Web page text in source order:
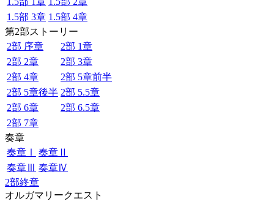
1.5部 3章 1.5部 4章
第2部ストーリー
2部 序章
2部 1章
2部 2章
2部 3章
2部 4章
2部 5章前半
2部 5章後半 2部 5.5章
2部 6章
2部 6.5章
2部 7章
奏章
奏章Ⅰ
奏章Ⅱ
奏章Ⅲ 奏章Ⅳ
2部終章
オルガマリークエスト